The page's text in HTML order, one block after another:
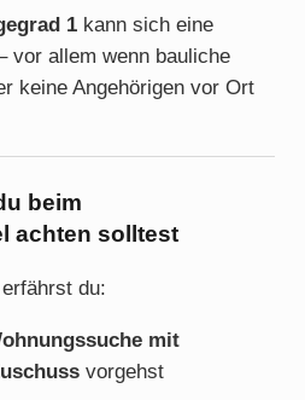
1kann sich eine
vor allem wenn bauliche
keine Angehörigen vor Ort
beim
achten solltest
du:
mit
vorgehst